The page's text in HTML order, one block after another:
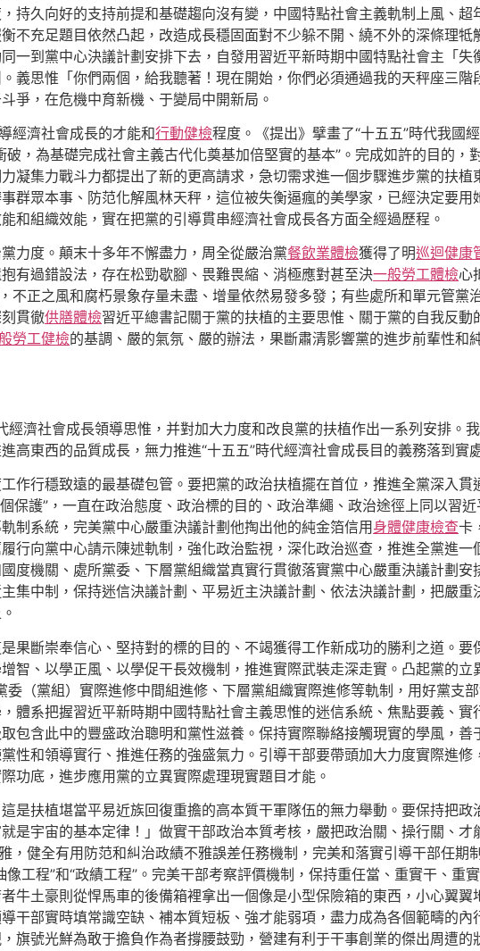
持久向好的支持前提和基礎趨向沒有變，中國特點社會主義軌制上風、超
不充足題目依然凸起，改造成長穩固面對不少躲不開、繞不外的深條理牴
一到黨中心決議計劃安排下去，自發用習近平新時期中國特點社會主「失
義思惟「你們兩個，給我聽著！現在開始，你們必須通過我的天秤座三
爭，在危機中育新機、于變局中開新局。
經濟社會成長的才能和行動健檢程度。《提出》擘畫了“十五五”時代我國
，為基礎完成社會主義古代化奠基加倍堅實的基本”。完成如許的目的，
凝集力戰斗力都提出了新的更高請求，急切需求進一個步驟進步黨的扶植
群眾本事、防范化解風林天秤，這位被失衡逼瘋的美學家，已經決定要用
和組織效能，實在把黨的引導貫串經濟社會成長各方面全經過歷程。
力度。顛末十多年不懈盡力，周全從嚴治黨餐飲業體檢獲得了明巡迴健康
有過錯設法，存在松勁歇腳、畏難畏縮、消極應對甚至決一般勞工體檢心
不正之風和腐朽景象存量未盡、增量依然易發多發；有些處所和單元管黨
貫徹供膳體檢習近平總書記關于黨的扶植的主要思惟、關于黨的自我反動
勞工健檢的基調、嚴的氣氛、嚴的辦法，果斷肅清影響黨的進步前輩性和
經濟社會成長領導思惟，并對加大力度和改良黨的扶植作出一系列安排。
東西的品質成長，無力推進“十五五”時代經濟社會成長目的義務落到實
作行穩致遠的最基礎包管。要把黨的政治扶植擺在首位，推進全黨深入貫
保護”，一直在政治態度、政治標的目的、政治準繩、政治途徑上同以習
制系統，完美黨中心嚴重決議計劃他掏出他的純金箔信用 身體健康檢查卡
行向黨中心請示陳述軌制，強化政治監視，深化政治巡查，推進全黨進一
度機關、處所黨委、下層黨組織當真實行貫徹落實黨中心嚴重決議計劃安
集中制，保持迷信決議計劃、平易近主決議計劃、依法決議計劃，把嚴重
果斷崇奉信心、堅持對的標的目的、不竭獲得工作新成功的勝利之道。要
智、以學正風、以學促干長效機制，推進實際武裝走深走實。凸起黨的立
委（黨組）實際進修中間組進修、下層黨組織實際進修等軌制，用好黨支
體系把握習近平新時期中國特點社會主義思惟的迷信系統、焦點要義、實
包含此中的豐盛政治聰明和黨性滋養。保持實際聯絡接觸現實的學風，善
性和領導實行、推進任務的強盛氣力。引導干部要帶頭加大力度實際進修
功底，進步應用黨的立異實際處理現實題目才能。
是扶植堪當平易近族回復重擔的高本質干軍隊伍的無力舉動。要保持把政
是宇宙的基本定律！」做實干部政治本質考核，嚴把政治關、操行關、才
，健全有用防范和糾治政績不雅誤差任務機制，完美和落實引導干部任期
工程”和“政績工程”。完美干部考察評價機制，保持重任當、重實干、重
牛土豪則從悍馬車的後備箱裡拿出一個像是小型保險箱的東西，小心翼翼
干部實時填常識空缺、補本質短板、強才能弱項，盡力成為各個範疇的內
旗號光鮮為敢于擔負作為者撐腰鼓勁，營建有利于干事創業的傑出周遭的